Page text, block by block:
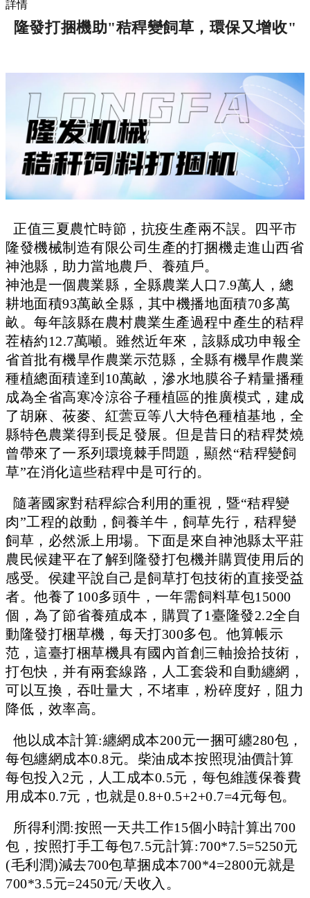
詳情
隆發打捆機助"秸稈變飼草，環保又增收"
正值三夏農忙時節，抗疫生產兩不誤。四平市
隆發機械制造有限公司生產的打捆機走進山西省
神池縣，助力當地農戶、養殖戶。
神池是一個農業縣，全縣農業人口7.9萬人，總
耕地面積93萬畝全縣，其中機播地面積70多萬
畝。每年該縣在農村農業生產過程中產生的秸稈
茬樁約12.7萬噸。雖然近年來，該縣成功申報全
省首批有機旱作農業示范縣，全縣有機旱作農業
種植總面積達到10萬畝，滲水地膜谷子精量播種
成為全省高寒冷涼谷子種植區的推廣模式，建成
了胡麻、莜麥、紅蕓豆等八大特色種植基地，全
縣特色農業得到長足發展。但是昔日的秸稈焚燒
曾帶來了一系列環境棘手問題，顯然“秸稈變飼
草”在消化這些秸稈中是可行的。
隨著國家對秸稈綜合利用的重視，暨“秸稈變
肉”工程的啟動，飼養羊牛，飼草先行，秸稈變
飼草，必然派上用場。下面是來自神池縣太平莊
農民候建平在了解到隆發打包機并購買使用后的
感受。侯建平說自己是飼草打包技術的直接受益
者。他養了100多頭牛，一年需飼料草包15000
個，為了節省養殖成本，購買了1臺隆發2.2全自
動隆發打梱草機，每天打300多包。他算帳示
范，這臺打梱草機具有國內首創三軸撿拾技術，
打包快，并有兩套線路，人工套袋和自動纏網，
可以互換，吞吐量大，不堵車，粉碎度好，阻力
降低，效率高。
他以成本計算:纏網成本200元一捆可纏280包，
每包纏網成本0.8元。柴油成本按照現油價計算
每包投入2元，人工成本0.5元，每包維護保養費
用成本0.7元，也就是0.8+0.5+2+0.7=4元每包。
所得利潤:按照一天共工作15個小時計算出700
包，按照打手工每包7.5元計算:700*7.5=5250元
(毛利潤)減去700包草捆成本700*4=2800元就是
700*3.5元=2450元/天收入。